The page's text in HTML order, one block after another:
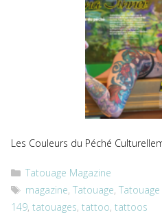
Les Couleurs du Péché
Catégories
Tatouage Magazine
Étiquettes
magazine,Tatouage,
149, tatouages, tattoo, tattoos